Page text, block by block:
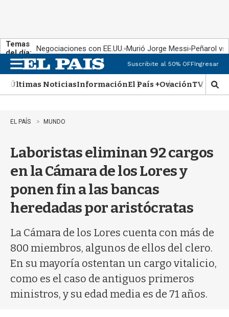
Temas
del día: Negociaciones con EE.UU. Murió Jorge Messi Peñarol
n
u
Suscribite al 50% OFFIngresar
Últimas NoticiasInformaciónEl País +OvaciónTV Show
M
o
EL PAÍS MUNDO
Laboristas eliminan 92 cargos
en la Cámara de los Lores y
ponen fin a las bancas
heredadas por aristócratas
La Cámara de los Lores cuenta con más de
800 miembros, algunos de ellos del clero.
En su mayoría ostentan un cargo vitalicio,
como es el caso de antiguos primeros
ministros, y su edad media es de 71 años.